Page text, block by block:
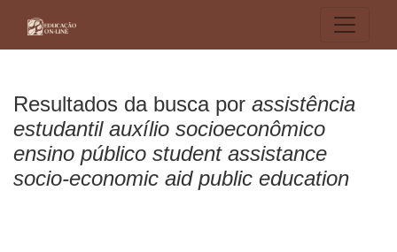
Resultados da busca por assistência
estudantil auxílio socioeconômico
ensino público student assistance
socio-economic aid public education